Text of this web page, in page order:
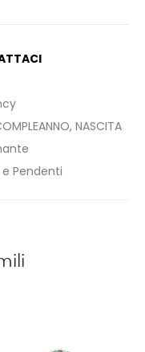
NASCITA
Pendenti